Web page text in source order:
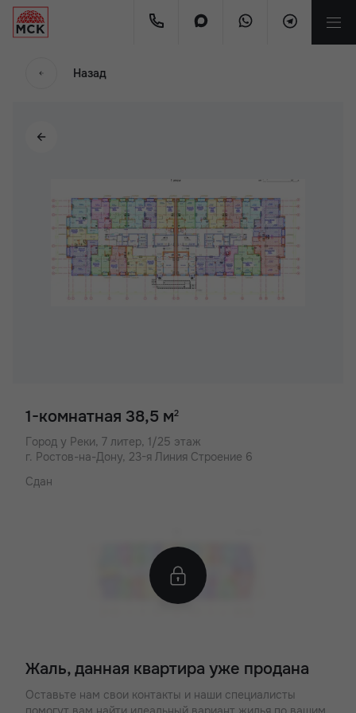
Назад
1-комнатная 38,5 м2
Город у Реки, 7 литер, 1/25 этаж
г. Ростов-на-Дону, 23-я Линия Строение 6
Сдан
Жаль, данная квартира уже продана
Оставьте нам свои контакты и наши специалисты